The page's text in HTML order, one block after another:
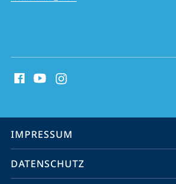
Media
Service-
Navigation
IMPRESSUM
DATENSCHUTZ